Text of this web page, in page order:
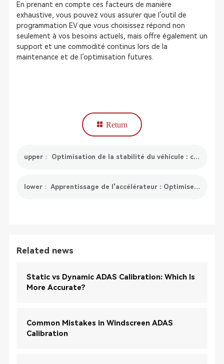
En prenant en compte ces facteurs de manière
exhaustive, vous pouvez vous assurer que l’outil de
programmation EV que vous choisissez répond non
seulement à vos besoins actuels, mais offre également un
support et une commodité continus lors de la
maintenance et de l’optimisation futures.
Return
upper： Optimisation de la stabilité du véhicule : comprendre et entretenir votre système de contrôle électronique de la stabilité (ESC)
lower： Apprentissage de l'accélérateur : Optimiser les performances de votre moteur
Related news
Static vs Dynamic ADAS Calibration: Which Is
More Accurate?
Common Mistakes in Windscreen ADAS
Calibration